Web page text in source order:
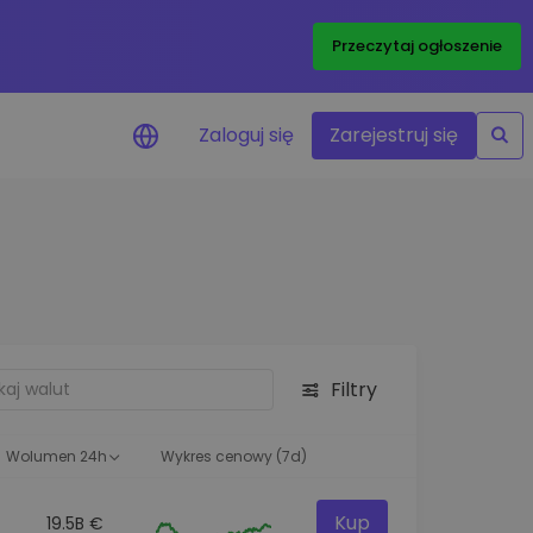
Przeczytaj ogłoszenie
optymalne wyniki
Zaloguj się Zarejestruj się
Filtry
Wolumen 24h Wykres cenowy (7d)
19.5B € Kup